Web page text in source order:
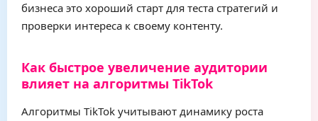
бизнеса это хороший старт для теста стратегий и
проверки интереса к своему контенту.
Как быстрое увеличение аудитории
влияет на алгоритмы TikTok
Алгоритмы TikTok учитывают динамику роста